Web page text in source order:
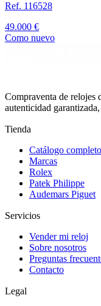
Ref. 116528
49.000 €
Como nuevo
Compraventa de relojes
autenticidad
Tienda
Catálogo completo
Marcas
Rolex
Patek Philippe
Audemars Piguet
Servicios
Vender mi reloj
Sobre nosotros
Preguntas
Contacto
Legal